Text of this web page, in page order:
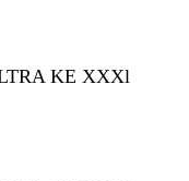
KE XXXl